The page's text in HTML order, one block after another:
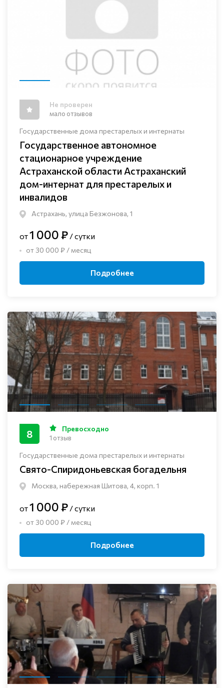
Государственные дома престарелых и интернаты
Государственное автономное
стационарное учреждение
Астраханской области Астраханский
дом-интернат для престарелых и
инвалидов
Астрахань, улица Безжонова, 1
Не проверен
мало отзывов
от1 000 ₽ / сутки
от 30 000 ₽ / месяц
Подробнее
Государственные дома престарелых и интернаты
Свято-Спиридоньевская богадельня
Москва, набережная Шитова, 4, корп. 1
8 Превосходно
1 отзыв
от1 000 ₽ / сутки
от 30 000 ₽ / месяц
Подробнее